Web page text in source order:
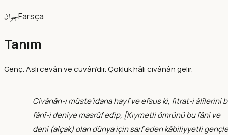
جوانFarsça
Tanım
Genç. Aslı cevân ve cüvân’dır. Çokluk hâli civânân gelir.
Civânân-ı müste‘idana hayf ve efsus ki, fıtrat-i âlîlerini
fânî-i denîye masrûf edip, [Kıymetli ömrünü bu fânî ve
denî (alçak) olan dünya için sarf eden kâbiliyyetli